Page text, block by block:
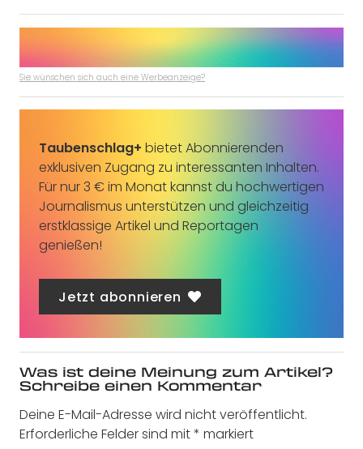
Sie wünschen sich auch eine Werbeanzeige?
Taubenschlag+ bietet Abonnierenden
exklusiven Zugang zu interessanten Inhalten.
Für nur 3 € im Monat kannst du hochwertigen
Journalismus unterstützen und gleichzeitig
erstklassige Artikel und Reportagen
genießen!
Jetzt abonnieren
Was ist deine Meinung zum Artikel?
Schreibe einen Kommentar
Deine E-Mail-Adresse wird nicht veröffentlicht.
Erforderliche Felder sind mit* markiert